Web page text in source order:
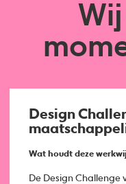
Design
Wat houdt deze
De Design Challenge